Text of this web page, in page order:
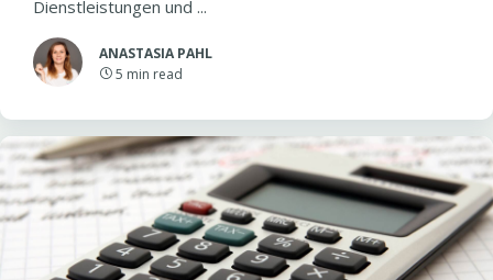
Dienstleistungen und ...
ANASTASIA PAHL
5 min read